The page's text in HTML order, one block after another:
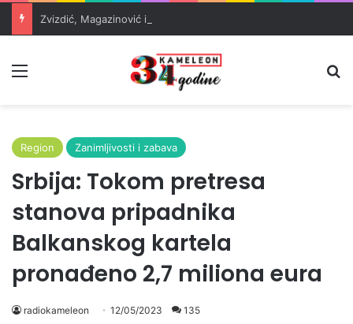
Region Zanimljivosti i zabava
Srbija: Tokom pretresa
stanova pripadnika
Balkanskog kartela
pronađeno 2,7 miliona eura
radiokameleon 12/05/2023 135